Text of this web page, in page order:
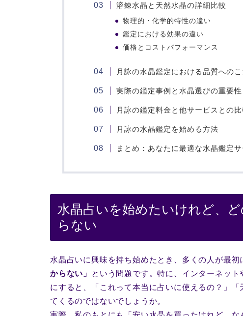
溶錬水晶と天然水晶の詳細比較
物理的・化学的特性の違い
鑑定における効果の違い
価格とコストパフォーマンス
月詠の水晶鑑定における品質へのこ
実際の鑑定事例と水晶選びの重要性
月詠の鑑定料金と他サービスとの比
月詠の水晶鑑定を始める方法
まとめ：あなたに最適な水晶鑑定サ
水晶占いを始めたいけれど、
らない
水晶占いに興味を持ち始めたとき、多くの人が最初
からない」
という問題です。特に、インターネッ
にすると、「これって本当に占いに使えるの？」
てくるのではないでしょうか。